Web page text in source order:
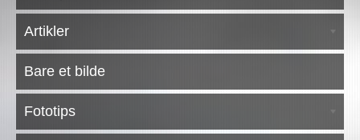
Artikler
Bare et bilde
Fototips